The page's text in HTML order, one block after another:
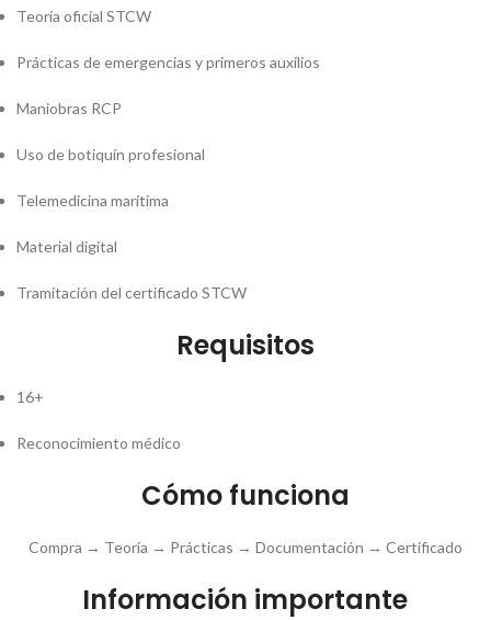
Teoría oficial STCW
Prácticas de emergencias y primeros auxilios
Maniobras RCP
Uso de botiquín profesional
Telemedicina marítima
Material digital
Tramitación del certificado STCW
Requisitos
16+
Reconocimiento médico
Cómo funciona
Compra → Teoría → Prácticas → Documentación → Certificado
Información importante